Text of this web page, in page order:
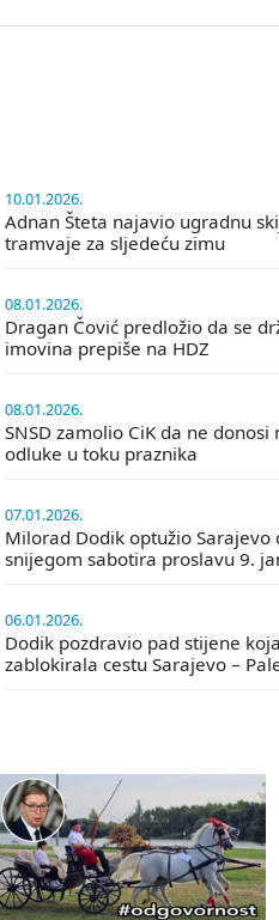
10.01.2026.
Adnan Šteta najavio ugradnu
tramvaje za sljedeću zimu
08.01.2026.
Dragan Čović predložio da se
imovina prepiše na HDZ
08.01.2026.
SNSD zamolio CiK da ne donosi
odluke u toku praznika
07.01.2026.
Milorad Dodik optužio Sarajevo
snijegom sabotira proslavu 9.
06.01.2026.
Dodik pozdravio pad stijene
zablokirala cestu Sarajevo –